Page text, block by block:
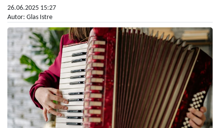
26.06.2025 15:27
Autor: Glas Istre